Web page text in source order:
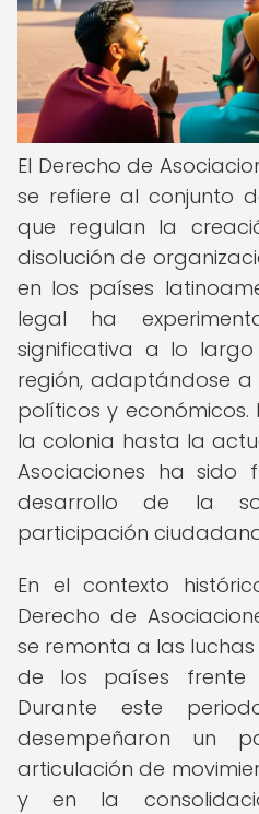
El Derecho de
se refiere al conjunto
que regulan la
disolución de
en los países
legal ha
significativa a lo
región, adaptándose a
políticos y
la colonia hasta la
Asociaciones ha sido
desarrollo de la
participación
En el contexto
Derecho de
se remonta a las
de los países frente
Durante este
desempeñaron un
articulación de
y en la